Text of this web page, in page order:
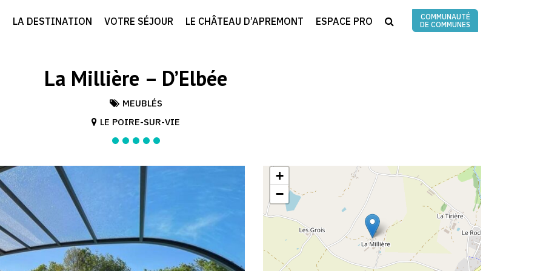
LA DESTINATION VOTRE SÉJOUR LE CHÂTEAU D’APREMONT ESPACE PRO RECHERCHE
COMMUNAUTÉ
DE COMMUNES
La Millière – D’Elbée
MEUBLÉS
LE POIRE-SUR-VIE
+
−